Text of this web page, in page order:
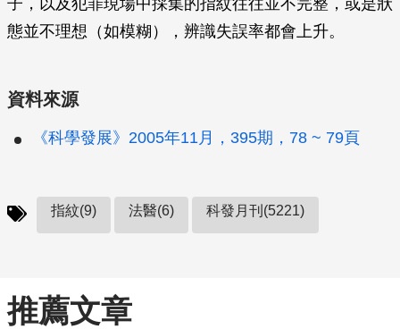
子，以及犯罪現場中採集的指紋往往並不完整，或是狀
態並不理想（如模糊），辨識失誤率都會上升。
資料來源
《科學發展》2005年11月，395期，78 ~ 79頁
指紋(9) 法醫(6) 科發月刊(5221)
推薦文章